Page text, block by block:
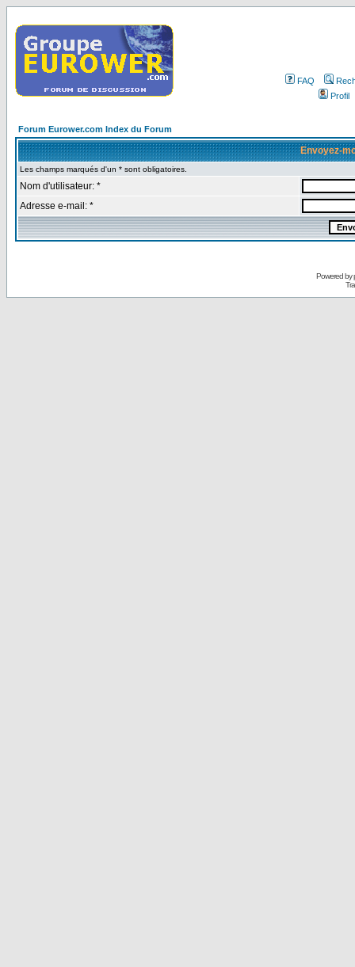
FAQ
Profil
Forum Eurower.com Index du Forum
Envoyez-
Les champs marqués d'un * sont obligatoires.
Nom d'utilisateur: *
Adresse e-mail: *
Powered by